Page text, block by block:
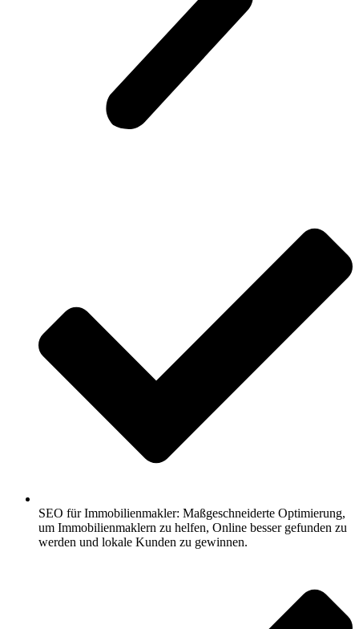
SEO für Immobilienmakler: Maßgeschneiderte Optimierung,
um Immobilienmaklern zu helfen, Online besser gefunden zu
werden und lokale Kunden zu gewinnen.